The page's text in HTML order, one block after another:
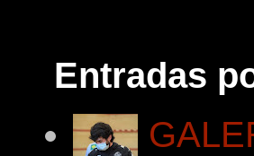
Entradas